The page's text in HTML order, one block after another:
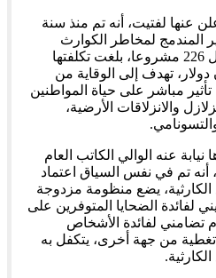
عنها لفتيت، أنه تم منذ سنة
المندمج لمخاطر الكوارث
والقدرة على مواجهتها، تمويل 226 مشروعا، بلغت تكلفتها
ما يناهز 400 مليون دولار، تهدف إلى الوقاية من
تأثير مباشر على حياة المواطنين
والانزلاقات الأرضية،
عنه الوالي الكاتب العام
أنه تم في نفس السياق اعتماد
الكارثية، يضع منظومة مزدوجة
لفائدة الضحايا المتوفرين على
تضامني لفائدة الأشخاص
تغطية من جهة أخرى، يتكفل به